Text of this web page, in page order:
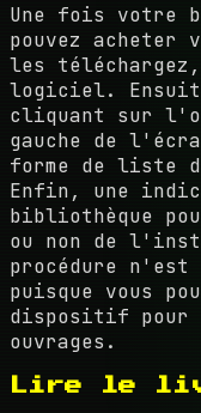
Une fois votre
pouvez acheter
les
logiciel.
cliquant sur
gauche de
forme de liste
Enfin, une
bibliothèque
ou non de
procédure n'est
puisque vous
dispositif pour
ouvrages.
Lire le